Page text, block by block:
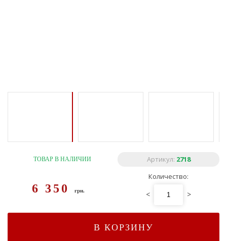
ТОВАР В НАЛИЧИИ Артикул: 2718
6 350грн.
Количество:
< >
В КОРЗИНУ